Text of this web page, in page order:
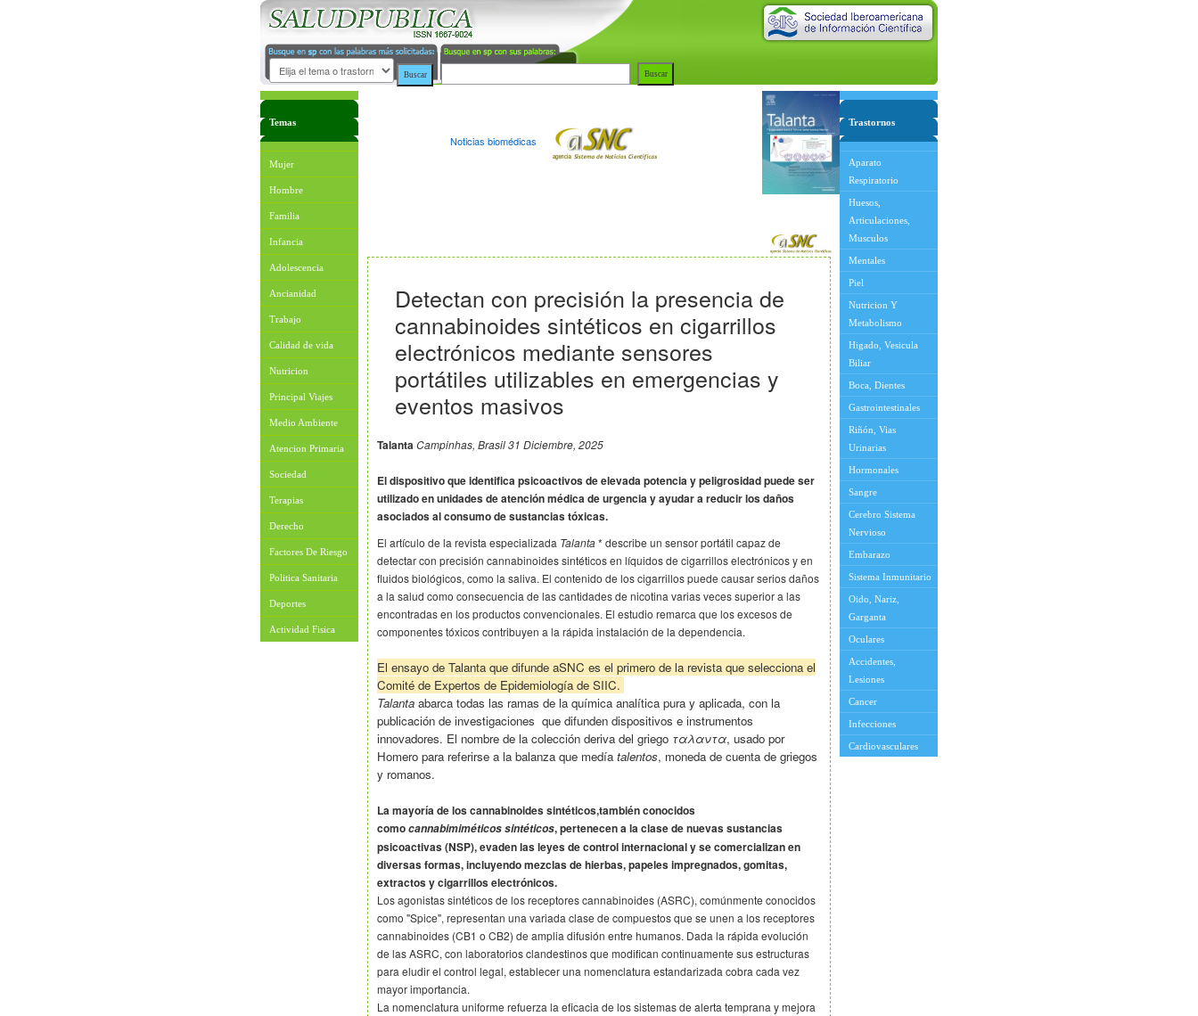
Temas
Mujer
Hombre
Familia
Infancia
Adolescencia
Ancianidad
Trabajo
Calidad de vida
Nutricion
Principal Viajes
Medio Ambiente
Atencion Primaria
Sociedad
Terapias
Derecho
Factores De Riesgo
Politica Sanitaria
Deportes
Actividad Fisica
Trastornos
Aparato
Respiratorio
Huesos,
Articulaciones,
Musculos
Mentales
Piel
Nutricion Y
Metabolismo
Higado, Vesicula
Biliar
Boca, Dientes
Gastrointestinales
Riñón, Vias
Urinarias
Hormonales
Sangre
Cerebro Sistema
Nervioso
Embarazo
Sistema Inmunitario
Oido, Nariz,
Garganta
Oculares
Accidentes,
Lesiones
Cancer
Infecciones
Cardiovasculares
Noticias biomédicas
Detectan con precisión la presencia de
cannabinoides sintéticos en cigarrillos
electrónicos mediante sensores
portátiles utilizables en emergencias y
eventos masivos
TalantaCampinhas, Brasil 31 Diciembre, 2025
El dispositivo que identifica psicoactivos de elevada potencia y peligrosidad puede ser
utilizado en unidades de atención médica de urgencia y ayudar a reducir los daños
asociados al consumo de sustancias tóxicas.
El artículo de la revista especializada Talanta* describe un sensor portátil capaz de
detectar con precisión cannabinoides sintéticos en líquidos de cigarrillos electrónicos y en
fluidos biológicos, como la saliva. El contenido de los cigarrillos puede causar serios daños
a la salud como consecuencia de las cantidades de nicotina varias veces superior a las
encontradas en los productos convencionales. El estudio remarca que los excesos de
componentes tóxicos contribuyen a la rápida instalación de la dependencia.
El ensayo de Talanta que difunde aSNC es el primero de la revista que selecciona el
Comité de Expertos de Epidemiología de SIIC.
Talanta abarca todas las ramas de la química analítica pura y aplicada, con la
publicación de investigaciones que difunden dispositivos e instrumentos
innovadores. El nombre de la colección deriva del griego ταλαντα, usado por
Homero para referirse a la balanza que medía talentos, moneda de cuenta de griegos
y romanos.
La mayoría de los cannabinoides sintéticos,también conocidos
comocannabimiméticos sintéticos, pertenecen a la clase de nuevas sustancias
psicoactivas (NSP), evaden las leyes de control internacional y se comercializan en
diversas formas, incluyendo mezclas de hierbas, papeles impregnados, gomitas,
extractos y cigarrillos electrónicos.
Los agonistas sintéticos de los receptores cannabinoides (ASRC), comúnmente conocidos
como "Spice", representan una variada clase de compuestos que se unen a los receptores
cannabinoides (CB1 o CB2) de amplia difusión entre humanos. Dada la rápida evolución
de las ASRC, con laboratorios clandestinos que modifican continuamente sus estructuras
para eludir el control legal, establecer una nomenclatura estandarizada cobra cada vez
mayor importancia.
La nomenclatura uniforme refuerza la eficacia de los sistemas de alerta temprana y mejora